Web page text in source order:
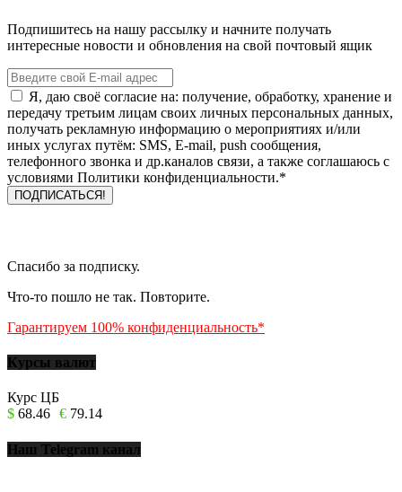
Подпишитесь на нашу рассылку и начните получать
интересные новости и обновления на свой почтовый ящик
Я, даю своё согласие на: получение, обработку, хранение и
передачу третьим лицам своих личных персональных данных,
получать рекламную информацию о мероприятиях и/или
иных услугах путём: SMS, E-mail, push сообщения,
телефонного звонка и др.каналов связи, а также соглашаюсь с
условиями Политики конфиденциальности.*
Спасибо за подписку.
Что-то пошло не так. Повторите.
Гарантируем 100% конфиденциальность*
Курсы валют
Курс ЦБ
$ 68.46 € 79.14
Наш Telegram канал